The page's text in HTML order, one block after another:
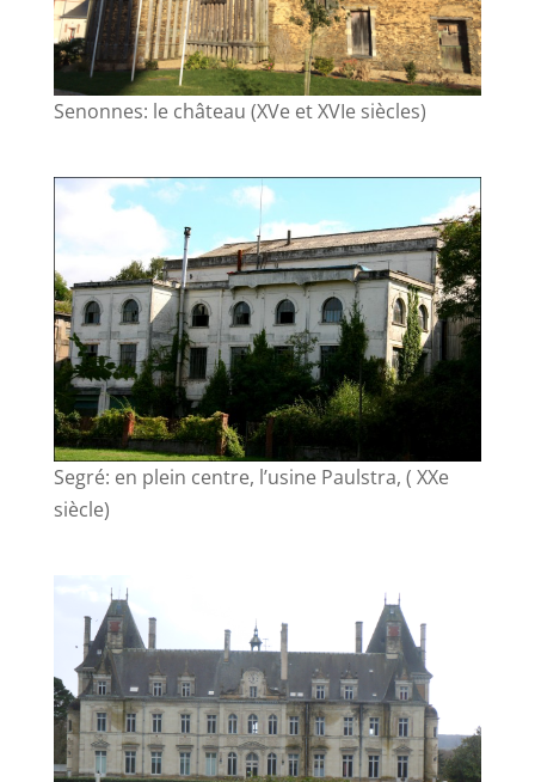
Senonnes: le château (XVe et XVIe siècles)
Segré: en plein centre, l’usine Paulstra, ( XXe
siècle)